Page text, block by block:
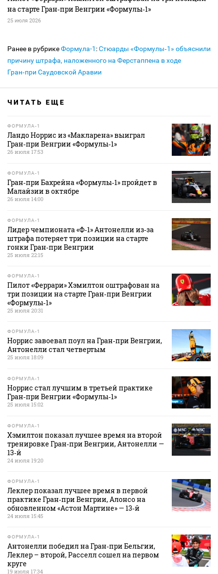
на старте Гран‑при Венгрии «Формулы‑1»
25 июля 2026
Ранее в рубрикеФормула-1 :Стюарды «Формулы‑1» объяснили
причину штрафа, наложенного на Ферстаппена в ходе
Гран‑при Саудовской Аравии
ЧИТАТЬ ЕЩЕ
ФОРМУЛА-1
Ландо Норрис из «Макларена» выиграл
Гран‑при Венгрии «Формулы‑1»
26 июля 17:53
ФОРМУЛА-1
Гран‑при Бахрейна «Формулы‑1» пройдет в
Малайзии в октябре
26 июля 14:00
ФОРМУЛА-1
Лидер чемпионата «Ф‑1» Антонелли из‑за
штрафа потеряет три позиции на старте
гонки Гран‑при Венгрии
25 июля 22:15
ФОРМУЛА-1
Пилот «Феррари» Хэмилтон оштрафован на
три позиции на старте Гран‑при Венгрии
«Формулы‑1»
25 июля 20:31
ФОРМУЛА-1
Норрис завоевал поул на Гран‑при Венгрии,
Антонелли стал четвертым
25 июля 18:09
ФОРМУЛА-1
Норрис стал лучшим в третьей практике
Гран‑при Венгрии «Формулы‑1»
25 июля 15:02
ФОРМУЛА-1
Хэмилтон показал лучшее время на второй
тренировке Гран‑при Венгрии, Антонелли —
13‑й
24 июля 19:20
ФОРМУЛА-1
Леклер показал лучшее время в первой
практике Гран‑при Венгрии, Алонсо на
обновленном «Астон Мартине» — 13‑й
24 июля 15:45
ФОРМУЛА-1
Антонелли победил на Гран‑при Бельгии,
Леклер – второй, Расселл сошел на первом
круге
19 июля 17:34